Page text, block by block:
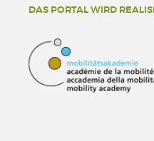
DAS PORTAL WIRD